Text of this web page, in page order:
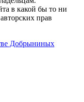
в какой бы то ни
прав
Добрыниных